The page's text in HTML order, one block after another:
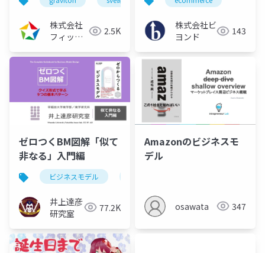
株式会社
フィック
2.5K
株式会社ビ
ヨンド
143
ゼロつくBM図解「似て
非なる」入門編
ビジネスモデル
井上達彦
研究室
77.2K
Amazonのビジネスモ
デル
osawata 347